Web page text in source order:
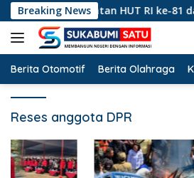
Langsung
ke
konten
Breaking News
Peringatan HUT RI ke-81 dan Hari
Berita Otomotif Berita Olahraga
Reses anggota DPR